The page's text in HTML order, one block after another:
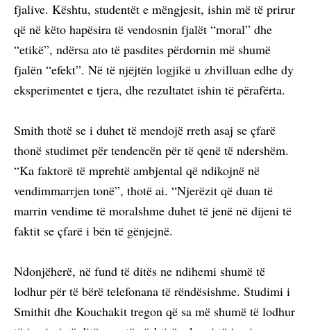
fjalive. Kështu, studentët e mëngjesit, ishin më të prirur
që në këto hapësira të vendosnin fjalët “moral” dhe
“etikë”, ndërsa ato të pasdites përdornin më shumë
fjalën “efekt”. Në të njëjtën logjikë u zhvilluan edhe dy
eksperimentet e tjera, dhe rezultatet ishin të përafërta.
Smith thotë se i duhet të mendojë rreth asaj se çfarë
thonë studimet për tendencën për të qenë të ndershëm.
“Ka faktorë të mprehtë ambjental që ndikojnë në
vendimmarrjen tonë”, thotë ai. “Njerëzit që duan të
marrin vendime të moralshme duhet të jenë në dijeni të
faktit se çfarë i bën të gënjejnë.
Ndonjëherë, në fund të ditës ne ndihemi shumë të
lodhur për të bërë telefonana të rëndësishme. Studimi i
Smithit dhe Kouchakit tregon që sa më shumë të lodhur